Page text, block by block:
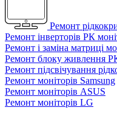
Ремонт
Ремонт інверторів РК
Ремонт і заміна матриці
Ремонт блоку живлення
Ремонт підсвічування
Ремонт моніторів Samsung
Ремонт моніторів ASUS
Ремонт моніторів LG